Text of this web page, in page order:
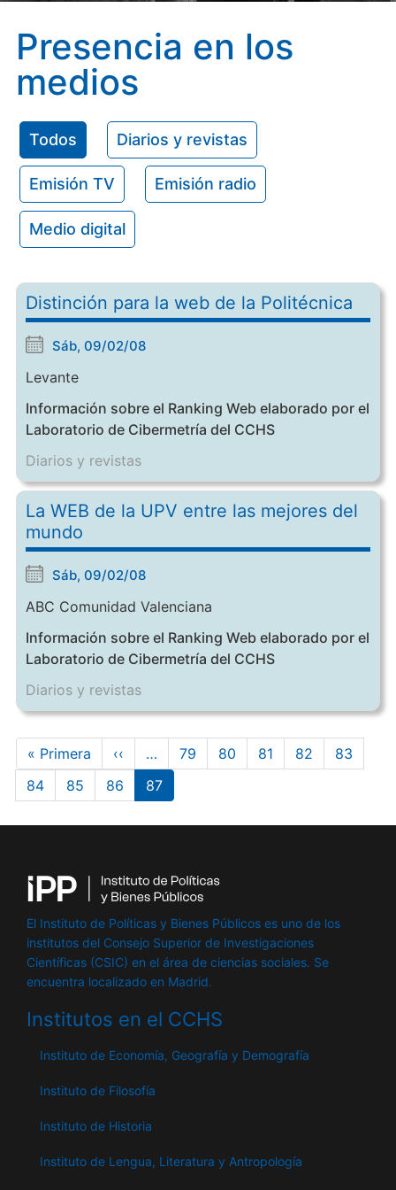
Presencia en los
medios
Todos Diarios y revistas
Emisión TV Emisión radio
Medio digital
Distinción para la web de la Politécnica
Sáb, 09/02/08
Levante
Información sobre el Ranking Web elaborado por el
Laboratorio de Cibermetría del CCHS
Diarios y revistas
La WEB de la UPV entre las mejores del
mundo
Sáb, 09/02/08
ABC Comunidad Valenciana
Información sobre el Ranking Web elaborado por el
Laboratorio de Cibermetría del CCHS
Diarios y revistas
Paginación
Primera
página
« Primera
Página
anterior
‹‹ … Page
79 Page
80 Page
81 Page
82 Page
83
Page
84 Page
85 Page
86
Página
actual
87
El Instituto de Políticas y Bienes Públicos es uno de los
institutos del Consejo Superior de Investigaciones
Científicas (CSIC) en el área de ciencias sociales. Se
encuentra localizado en Madrid.
Institutos en el CCHS
Instituto de Economía, Geografía y Demografía
Instituto de Filosofía
Instituto de Historia
Instituto de Lengua, Literatura y Antropología